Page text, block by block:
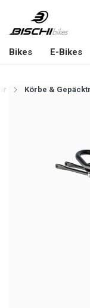
Bikes E-Bikes
Körbe &